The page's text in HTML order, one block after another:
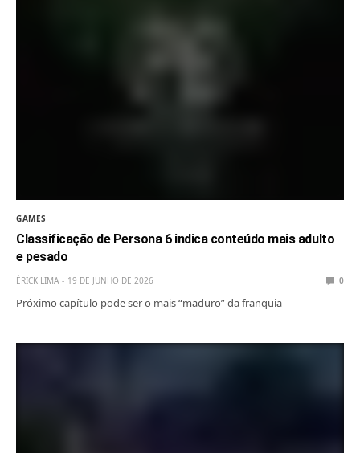
GAMES
Classificação de Persona 6 indica conteúdo mais adulto
e pesado
ÉRICK LIMA 19 DE JUNHO DE 2026 0
Próximo capítulo pode ser o mais “maduro” da franquia